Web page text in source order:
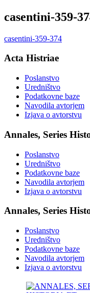
casentini-359-
casentini-359-374
Acta Histriae
Poslanstvo
Uredništvo
Podatkovne baze
Navodila avtorjem
Izjava o avtorstvu
Annales, Series
Poslanstvo
Uredništvo
Podatkovne baze
Navodila avtorjem
Izjava o avtorstvu
Annales, Series
Poslanstvo
Uredništvo
Podatkovne baze
Navodila avtorjem
Izjava o avtorstvu